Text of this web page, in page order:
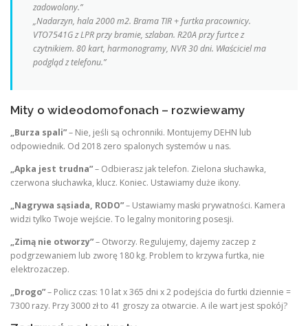
zadowolony.”
„Nadarzyn, hala 2000 m2. Brama TIR + furtka pracownicy.
VTO7541G z LPR przy bramie, szlaban. R20A przy furtce z
czytnikiem. 80 kart, harmonogramy, NVR 30 dni. Właściciel ma
podgląd z telefonu.”
Mity o wideodomofonach – rozwiewamy
„Burza spali”– Nie, jeśli są ochronniki. Montujemy DEHN lub
odpowiednik. Od 2018 zero spalonych systemów u nas.
„Apka jest trudna”– Odbierasz jak telefon. Zielona słuchawka,
czerwona słuchawka, klucz. Koniec. Ustawiamy duże ikony.
„Nagrywa sąsiada, RODO”– Ustawiamy maski prywatności. Kamera
widzi tylko Twoje wejście. To legalny monitoring posesji.
„Zimą nie otworzy”– Otworzy. Regulujemy, dajemy zaczep z
podgrzewaniem lub zworę 180 kg. Problem to krzywa furtka, nie
elektrozaczep.
„Drogo”– Policz czas: 10 lat x 365 dni x 2 podejścia do furtki dziennie =
7300 razy. Przy 3000 zł to 41 groszy za otwarcie. A ile wart jest spokój?